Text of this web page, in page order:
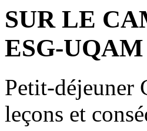
SUR LE
ESG-UQAM
Petit-déjeuner
leçons et